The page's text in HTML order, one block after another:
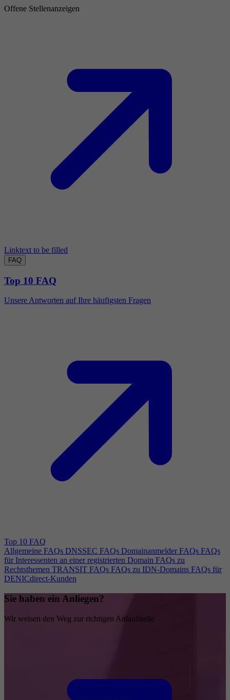
Offene Stellenanzeigen
Linktext to be filled
FAQ
Top 10 FAQ
Unsere Antworten auf Ihre häufigsten Fragen
Top 10 FAQ
Allgemeine FAQs DNSSEC FAQs Domainanmelder FAQs FAQs
für Interessenten an einer registrierten Domain FAQs zu
Rechtsthemen TRANSIT FAQs FAQs zu IDN-Domains FAQs für
DENICdirect-Kunden
Sie haben ein Anliegen?
Wir weisen den Weg zur richtigen Anlaufstelle